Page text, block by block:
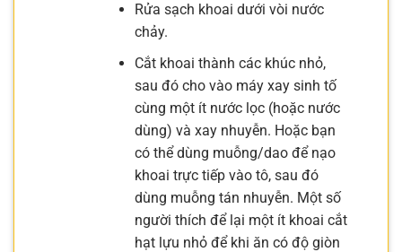
Rửa sạch khoai dưới vòi nước
chảy.
Cắt khoai thành các khúc nhỏ,
sau đó cho vào máy xay sinh tố
cùng một ít nước lọc (hoặc nước
dùng) và xay nhuyễn. Hoặc bạn
có thể dùng muỗng/dao để nạo
khoai trực tiếp vào tô, sau đó
dùng muỗng tán nhuyễn. Một số
người thích để lại một ít khoai cắt
hạt lựu nhỏ để khi ăn có độ giòn